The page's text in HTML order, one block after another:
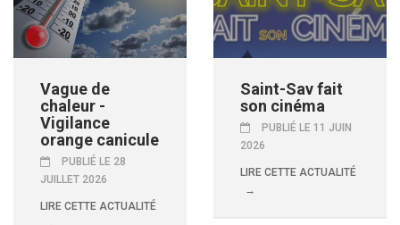
Vague de
chaleur -
Vigilance
orange canicule
PUBLIÉ LE 28
JUILLET 2026
LIRE CETTE ACTUALITÉ
Saint-Sav fait
son cinéma
PUBLIÉ LE 11 JUIN
2026
LIRE CETTE ACTUALITÉ